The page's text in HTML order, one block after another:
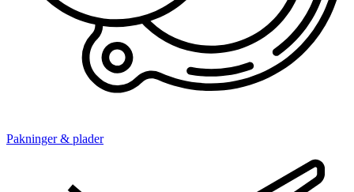
Pakninger & plader